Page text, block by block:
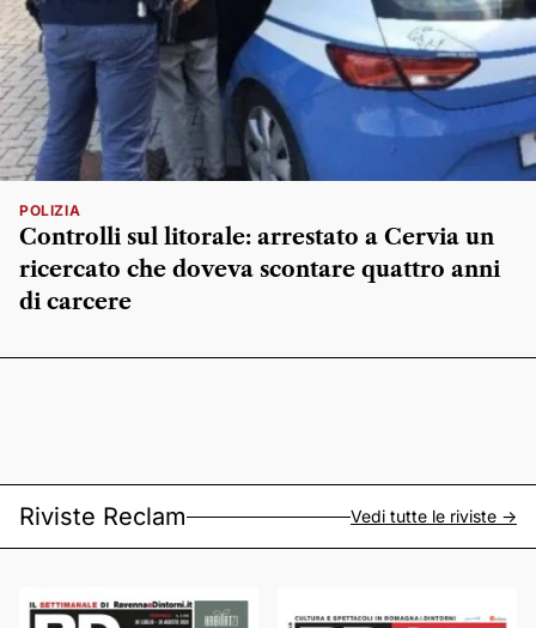
POLIZIA
Controlli sul litorale: arrestato a Cervia un
ricercato che doveva scontare quattro anni
di carcere
Riviste Reclam Vedi tutte le riviste ->